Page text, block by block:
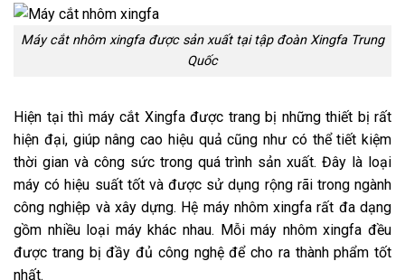
Máy cắt nhôm xingfa được sản xuất tại tập đoàn Xingfa Trung
Quốc
Hiện tại thì máy cắt Xingfa được trang bị những thiết bị rất
hiện đại, giúp nâng cao hiệu quả cũng như có thể tiết kiệm
thời gian và công sức trong quá trình sản xuất. Đây là loại
máy có hiệu suất tốt và được sử dụng rộng rãi trong ngành
công nghiệp và xây dựng. Hệ máy nhôm xingfa rất đa dạng
gồm nhiều loại máy khác nhau. Mỗi máy nhôm xingfa đều
được trang bị đầy đủ công nghệ để cho ra thành phẩm tốt
nhất.